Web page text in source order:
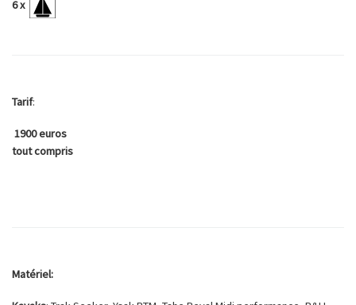
6 x
Tarif:
1900 euros
tout compris
Matériel: